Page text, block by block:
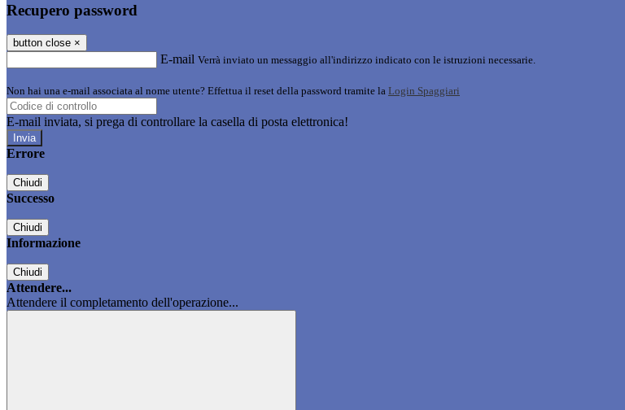
Recupero password
button close ×
E-mail Verrà inviato un messaggio all'indirizzo indicato con le istruzioni necessarie.
Non hai una e-mail associata al nome utente? Effettua il reset della password tramite la Login Spaggiari
E-mail inviata, si prega di controllare la casella di posta elettronica!
Errore
Chiudi
Successo
Chiudi
Informazione
Chiudi
Attendere...
Attendere il completamento dell'operazione...